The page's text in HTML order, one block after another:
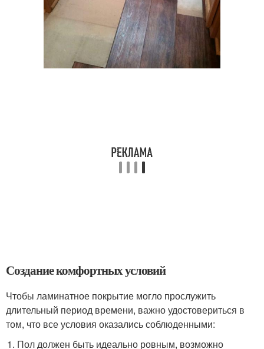
Создание комфортных условий
Чтобы ламинатное покрытие могло прослужить
длительный период времени, важно удостовериться в
том, что все условия оказались соблюденными:
Пол должен быть идеально ровным, возможно